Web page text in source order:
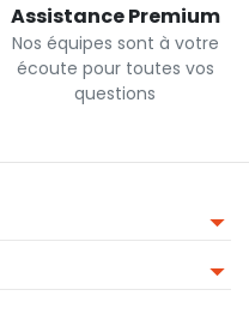
Assistance Premium
Nos équipes sont à votre
écoute pour toutes vos
questions